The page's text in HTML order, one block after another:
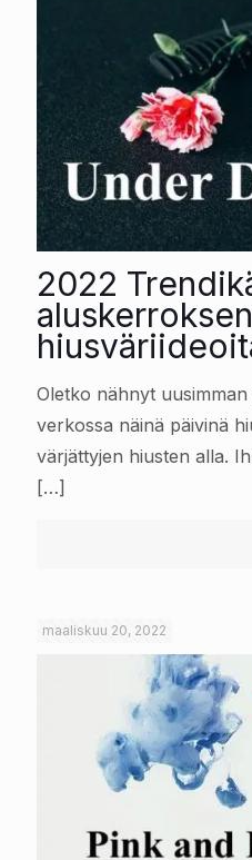
2022
aluskerroksen
Oletko nähnyt
verkossa näinä päivinä
värjättyjen hiusten alla.
[…]
maaliskuu 20, 2022